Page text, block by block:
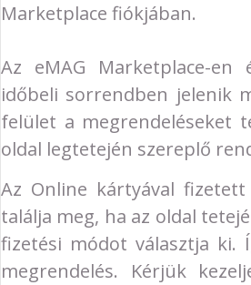
Marketplace fiókjában.
Az eMAG Marketplace-
időbeli sorrendben jelenik
felület a megrendeléseket
oldal legtetején szereplő
Az Online kártyával
találja meg, ha az oldal
fizetési módot választja ki.
megrendelés. Kérjük